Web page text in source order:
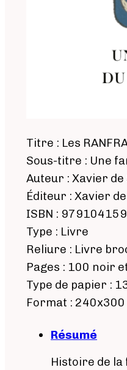
Titre : Les
Sous-titre : Une
Auteur : Xavier de
Éditeur : Xavier
ISBN :
Type : Livre
Reliure : Livre
Pages : 100 noir
Type de papier :
Format : 240x300
Résumé
Histoire de la